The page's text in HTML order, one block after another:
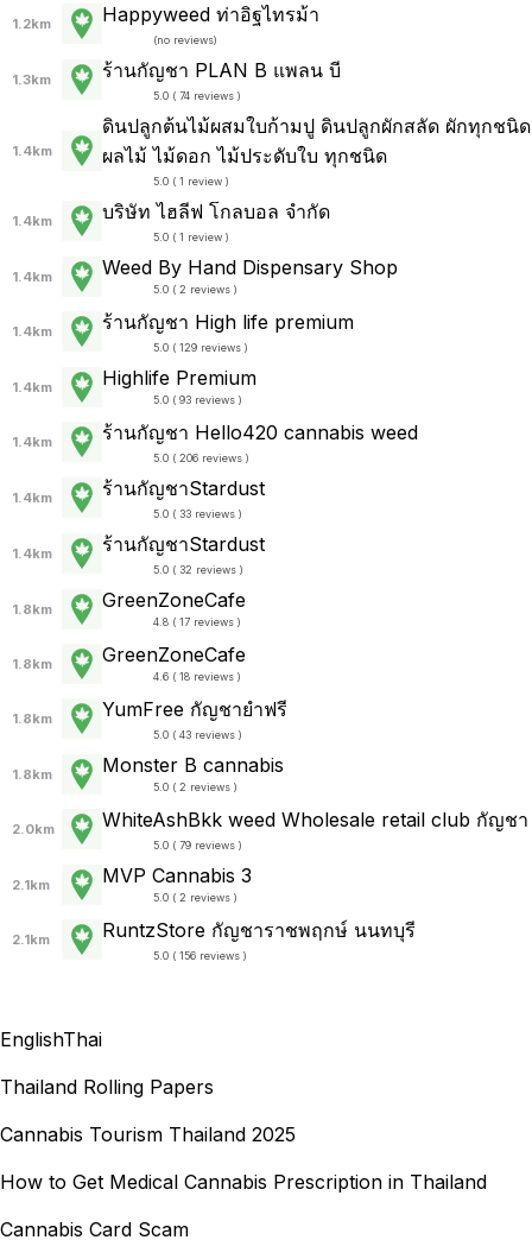
1.2km Happyweed ท่าอิฐไทรม้า
(no reviews)
1.3km ร้านกัญชา PLAN B แพลน บี
5.0 ( 74 reviews )
1.4km
ดินปลูกต้นไม้ผสมใบก้ามปู ดินปลูกผักสลัด ผักทุกชนิด
ผลไม้ ไม้ดอก ไม้ประดับใบ ทุกชนิด
5.0 ( 1 review )
1.4km บริษัท ไฮลีฟ โกลบอล จำกัด
5.0 ( 1 review )
1.4km Weed By Hand Dispensary Shop
5.0 ( 2 reviews )
1.4km ร้านกัญชา High life premium
5.0 ( 129 reviews )
1.4km Highlife Premium
5.0 ( 93 reviews )
1.4km ร้านกัญชา Hello420 cannabis weed
5.0 ( 206 reviews )
1.4km ร้านกัญชาStardust
5.0 ( 33 reviews )
1.4km ร้านกัญชาStardust
5.0 ( 32 reviews )
1.8km GreenZoneCafe
4.8 ( 17 reviews )
1.8km GreenZoneCafe
4.6 ( 18 reviews )
1.8km YumFree กัญชายำฟรี
5.0 ( 43 reviews )
1.8km Monster B cannabis
5.0 ( 2 reviews )
2.0km WhiteAshBkk weed Wholesale retail club กัญชา
5.0 ( 79 reviews )
2.1km MVP Cannabis 3
5.0 ( 2 reviews )
2.1km RuntzStore กัญชาราชพฤกษ์ นนทบุรี
5.0 ( 156 reviews )
EnglishThai
Thailand Rolling Papers
Cannabis Tourism Thailand 2025
How to Get Medical Cannabis Prescription in Thailand
Cannabis Card Scam